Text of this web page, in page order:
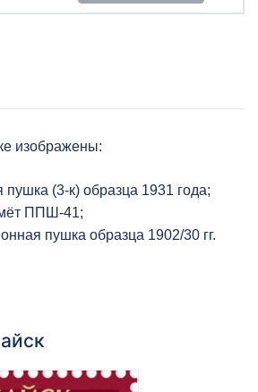
изображены:
пушка (3-к) образца 1931 года;
ППШ-41;
пушка образца 1902/30 гг.